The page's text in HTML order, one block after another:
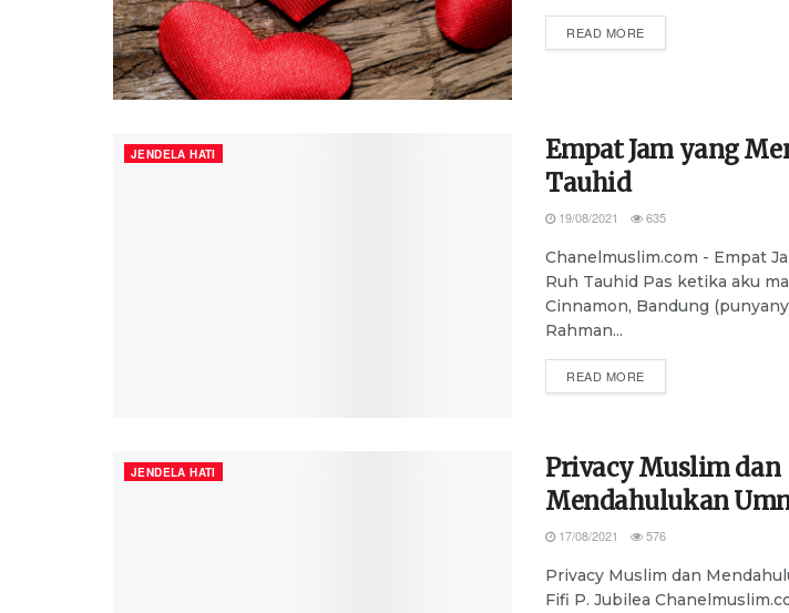
READ MOREDETAILS
JENDELA HATI
Empat Jam yang
Tauhid
19/08/2021 635
Chanelmuslim.com - Empat
Ruh Tauhid Pas ketika aku
Cinnamon, Bandung
Rahman...
READ MOREDETAILS
JENDELA HATI
Privacy Muslim dan
Mendahulukan
17/08/2021 576
Privacy Muslim dan
Fifi P. Jubilea